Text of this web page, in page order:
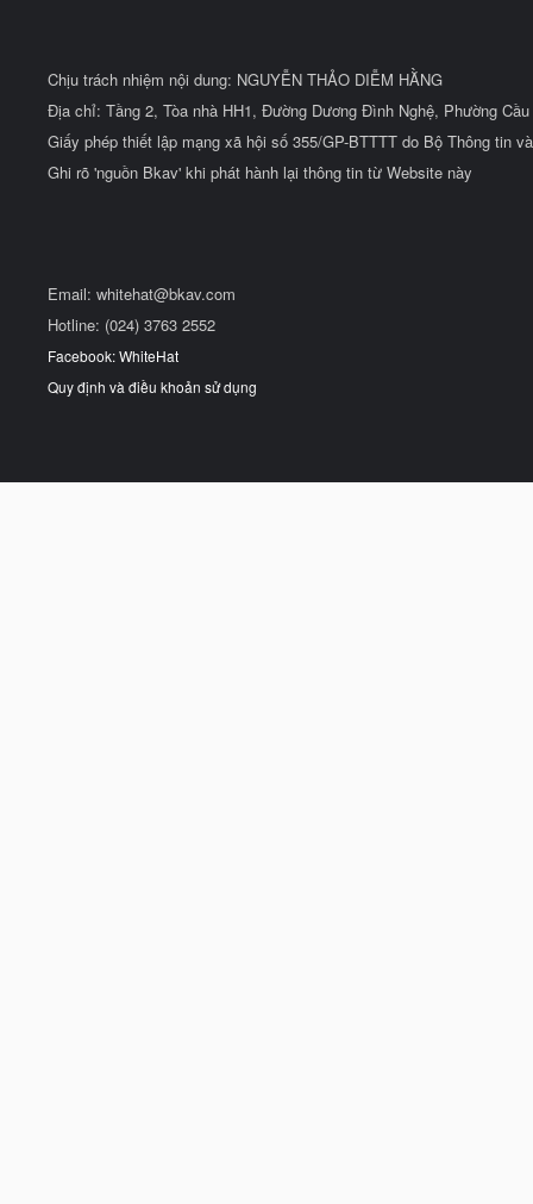
Chịu trách nhiệm nội dung: NGUYỄN THẢO DIỄM HẰNG
Địa chỉ: Tầng 2, Tòa nhà HH1, Đường Dương Đình Nghệ, Phường
Giấy phép thiết lập mạng xã hội số 355/GP-BTTTT do Bộ Thông tin
Ghi rõ 'nguồn Bkav' khi phát hành lại thông tin từ Website này
Email: whitehat@bkav.com
Hotline: (024) 3763 2552
Facebook: WhiteHat
Quy định và điều khoản sử dụng